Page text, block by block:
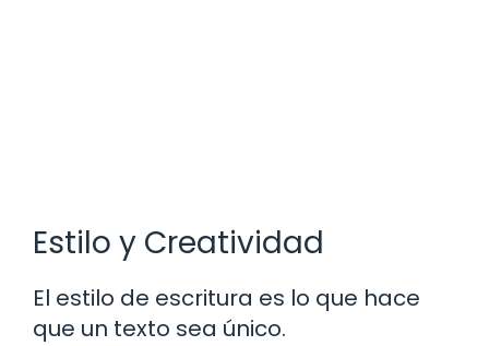
Estilo y Creatividad
El estilo de escritura es lo que hace
que un texto sea único.